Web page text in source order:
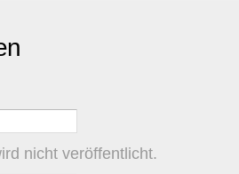
nicht veröffentlicht.